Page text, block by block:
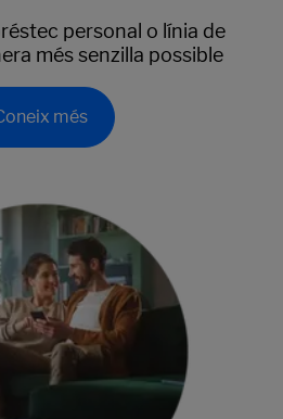
personal o línia de
més senzilla possible
més